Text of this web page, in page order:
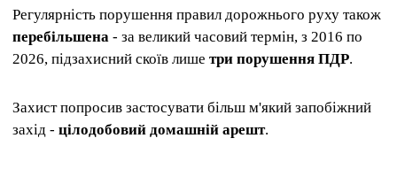
Регулярність порушення правил дорожнього руху також
перебільшена - за великий часовий термін, з 2016 по
2026, підзахисний скоїв лише три порушення ПДР.
Захист попросив застосувати більш м'який запобіжний
захід - цілодобовий домашній арешт.